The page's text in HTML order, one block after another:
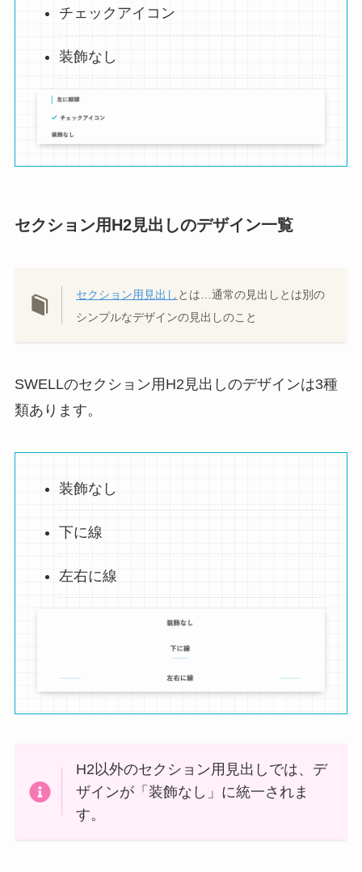
チェックアイコン
装飾なし
セクション用H2見出しのデザイン一覧
セクション用見出し とは…通常の見出しとは別の
シンプルなデザインの見出しのこと
SWELLのセクション用H2見出しのデザインは3種
類あります。
装飾なし
下に線
左右に線
H2以外のセクション用見出しでは、デ
ザインが「装飾なし」に統一されま
す。